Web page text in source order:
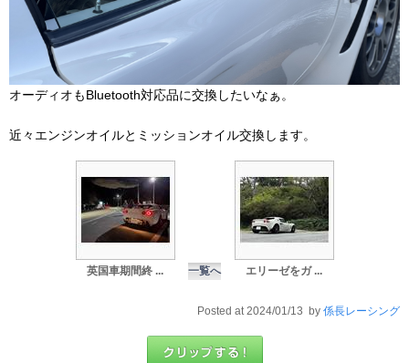
オーディオもBluetooth対応品に交換したいなぁ。
近々エンジンオイルとミッションオイル交換します。
英国車期間終 ... 一覧へ エリーゼをガ ...
Posted at 2024/01/13 by 係長レーシング